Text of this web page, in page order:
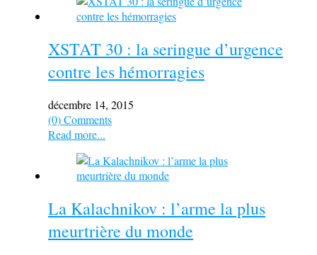
XSTAT 30 : la seringue d’urgence
contre les hémorragies
décembre 14, 2015
(0) Comments
Read more...
La Kalachnikov : l’arme la plus
meurtrière du monde